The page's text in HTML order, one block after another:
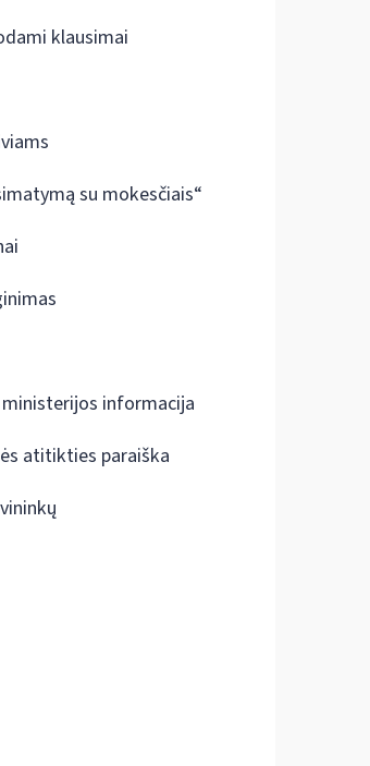
klausimai
su mokesčiais“
informacija
atitikties paraiška